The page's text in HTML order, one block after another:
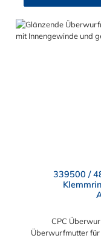
339500 /
CPC
Überwurfmutter für